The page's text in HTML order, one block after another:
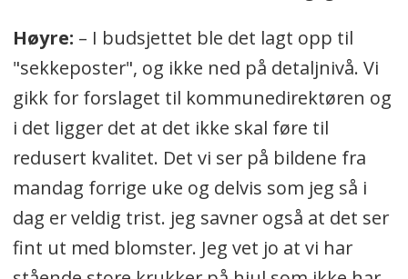
Høyre: – I budsjettet ble det lagt opp til
"sekkeposter", og ikke ned på detaljnivå. Vi
gikk for forslaget til kommunedirektøren og
i det ligger det at det ikke skal føre til
redusert kvalitet. Det vi ser på bildene fra
mandag forrige uke og delvis som jeg så i
dag er veldig trist. jeg savner også at det ser
fint ut med blomster. Jeg vet jo at vi har